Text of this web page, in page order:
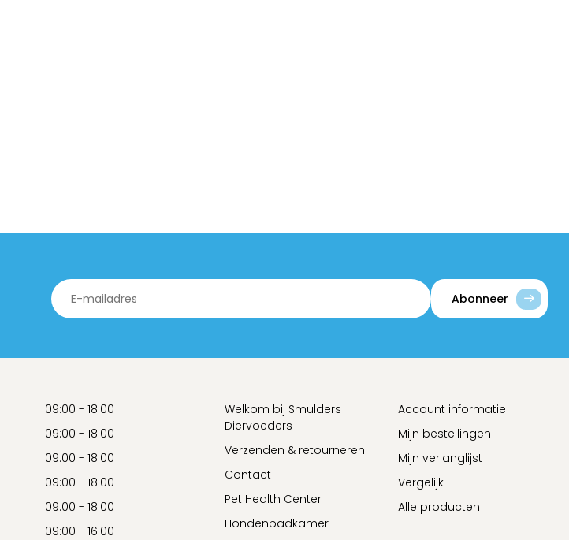
Abonneer
09:00 - 18:00
09:00 - 18:00
09:00 - 18:00
09:00 - 18:00
09:00 - 18:00
09:00 - 16:00
Welkom bij Smulders
Diervoeders
Verzenden & retourneren
Contact
Pet Health Center
Hondenbadkamer
Account informatie
Mijn bestellingen
Mijn verlanglijst
Vergelijk
Alle producten